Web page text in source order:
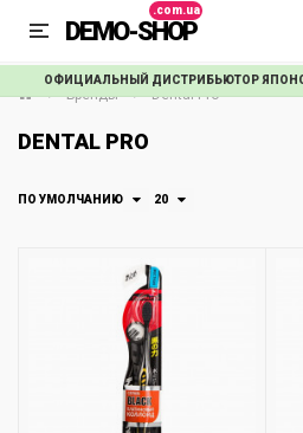
DEMO-SHOP
ОФИЦИАЛЬНЫЙ ДИСТРИБЬЮТОР
Бренды Dental Pro
DENTAL PRO
ПО УМОЛЧАНИЮ 20